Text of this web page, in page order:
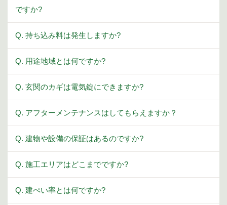
ですか?
Q. 持ち込み料は発生しますか?
Q. 用途地域とは何ですか?
Q. 玄関のカギは電気錠にできますか?
Q. アフターメンテナンスはしてもらえますか？
Q. 建物や設備の保証はあるのですか?
Q. 施工エリアはどこまでですか?
Q. 建ぺい率とは何ですか?